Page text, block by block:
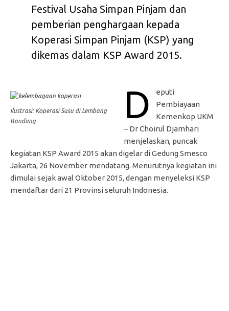
Festival Usaha Simpan Pinjam dan
pemberian penghargaan kepada
Koperasi Simpan Pinjam (KSP) yang
dikemas dalam KSP Award 2015.
Ilustrasi: Koperasi Susu di Lembang
Bandung
D
eputi
Pembiayaan
Kemenkop UKM
– Dr Choirul Djamhari
menjelaskan, puncak
kegiatan KSP Award 2015 akan digelar di Gedung Smesco
Jakarta, 26 November mendatang. Menurutnya kegiatan ini
dimulai sejak awal Oktober 2015, dengan menyeleksi KSP
mendaftar dari 21 Provinsi seluruh Indonesia.